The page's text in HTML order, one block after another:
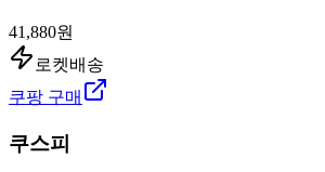
41,880원
로켓배송
쿠팡 구매
쿠스피